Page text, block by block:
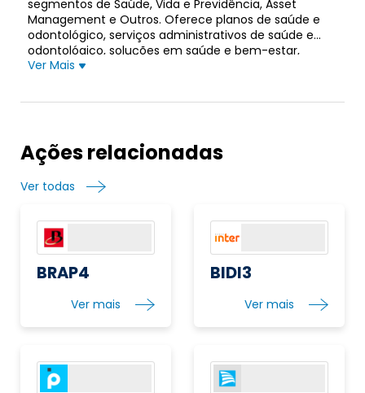
segmentos de Saúde, Vida e Previdência, Asset
Management e Outros. Oferece planos de saúde e
odontológico, serviços administrativos de saúde e
odontológico, soluções em saúde e bem-estar,
seguros de vida e acidentes pessoais, previdência
Ver Mais
Ações relacionadas
Ver todas
BRAP4
Ver mais
BIDI3
Ver mais